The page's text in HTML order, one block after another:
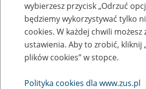
Zaproś ZUS do siebie -
eZUS w siedzibie Twojej
Rodzaj wydarzenia
wybierzesz przycisk „Odrzuć
będziemy wykorzystywać tylko
cookies. W każdej chwili możesz
ustawienia. Aby to zrobić, kliknij
plików cookies” w stopce.
Polityka cookies dla www.zus.pl